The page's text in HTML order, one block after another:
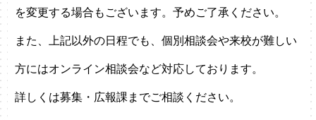
を変更する場合もございます。予めご了承ください。
また、上記以外の日程でも、個別相談会や来校が難しい
方にはオンライン相談会など対応しております。
詳しくは募集・広報課までご相談ください。